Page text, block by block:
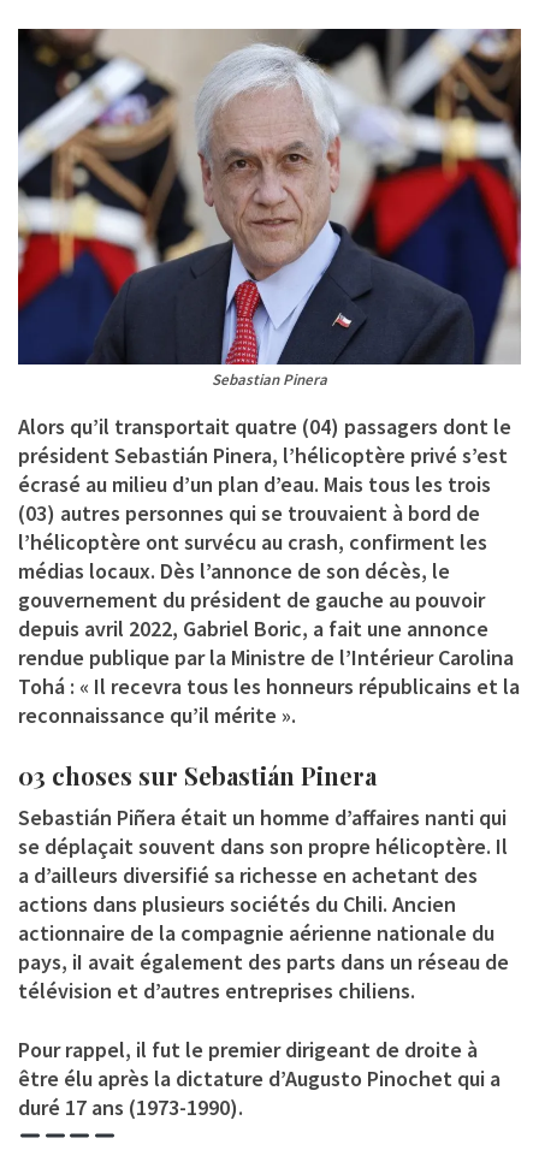
Sebastian Pinera
Alors qu’il transportait quatre (04) passagers dont le
président Sebastián Pinera, l’hélicoptère privé s’est
écrasé au milieu d’un plan d’eau. Mais tous les trois
(03) autres personnes qui se trouvaient à bord de
l’hélicoptère ont survécu au crash, confirment les
médias locaux. Dès l’annonce de son décès, le
gouvernement du président de gauche au pouvoir
depuis avril 2022, Gabriel Boric, a fait une annonce
rendue publique par la Ministre de l’Intérieur Carolina
Tohá : « Il recevra tous les honneurs républicains et la
reconnaissance qu’il mérite ».
03 choses sur Sebastián Pinera
Sebastián Piñera était un homme d’affaires nanti qui
se déplaçait souvent dans son propre hélicoptère. Il
a d’ailleurs diversifié sa richesse en achetant des
actions dans plusieurs sociétés du Chili. Ancien
actionnaire de la compagnie aérienne nationale du
pays, iI avait également des parts dans un réseau de
télévision et d’autres entreprises chiliens.
Pour rappel, il fut le premier dirigeant de droite à
être élu après la dictature d’Augusto Pinochet qui a
duré 17 ans (1973-1990).